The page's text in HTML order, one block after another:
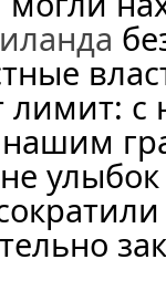
лимит: с
нашим